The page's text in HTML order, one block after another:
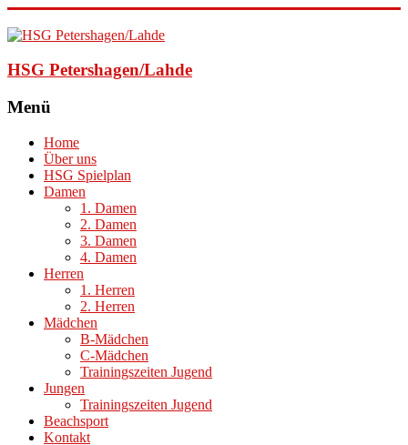
HSG Petershagen/Lahde
Menü
Home
Über uns
HSG Spielplan
Damen
1. Damen
2. Damen
3. Damen
4. Damen
Herren
1. Herren
2. Herren
Mädchen
B-Mädchen
C-Mädchen
Trainingszeiten Jugend
Jungen
Trainingszeiten Jugend
Beachsport
Kontakt